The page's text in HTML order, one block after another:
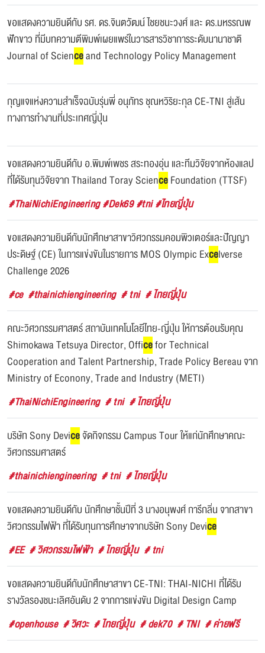
ขอแสดงความยินดีกับ รศ. ดร.จินตวัฒน์ ไชยชนะวงศ์ และ ดร.มหรรณพ
ฟักขาว ที่มีบทความตีพิมพ์เผยแพร่ในวารสารวิชาการระดับนานาชาติ
Journal of Scienceand Technology Policy Management
กุญแจแห่งความสำเร็จฉบับรุ่นพี่ อนุภัทร ชุณหวิริยะกุล CE-TNI สู่เส้น
ทางการทำงานที่ประเทศญี่ปุ่น
ขอแสดงความยินดีกับ อ.พิมพ์เพชร สระทองอุ่น และทีมวิจัยจากห้องแลป
ที่ได้รับทุนวิจัยจาก Thailand Toray ScienceFoundation (TTSF)
#ThaiNichiEngineering #Dek69 #tni #ไทยญี่ปุ่น
ขอแสดงความยินดีกับนักศึกษาสาขาวิศวกรรมคอมพิวเตอร์และปัญญา
ประดิษฐ์ (CE) ในการแข่งขันในรายการ MOS Olympic Excelverse
Challenge 2026
#ce #thainichiengineering # tni # ไทยญี่ปุ่น
คณะวิศวกรรมศาสตร์ สถาบันเทคโนโลยีไทย-ญี่ปุ่น ให้การต้อนรับคุณ
Shimokawa Tetsuya Director, Officefor Technical
Cooperation and Talent Partnership, Trade Policy Bereau จาก
Ministry of Econony, Trade and Industry (METI)
#ThaiNichiEngineering # tni # ไทยญี่ปุ่น
บริษัท Sony Deviceจัดกิจกรรม Campus Tour ให้แก่นักศึกษาคณะ
วิศวกรรมศาสตร์
#thainichiengineering # tni # ไทยญี่ปุ่น
ขอแสดงความยินดีกับ นักศึกษาชั้นปีที่ 3 นางอนุพงศ์ การีกลิ่น จากสาขา
วิศวกรรมไฟฟ้า ที่ได้รับทุนการศึกษาจากบริษัท Sony Device
#EE # วิศวกรรมไฟฟ้า # ไทยญี่ปุ่น # tni
ขอแสดงความยินดีกับนักศึกษาสาขา CE-TNI: THAI-NICHI ที่ได้รับ
รางวัลรองชนะเลิศอันดับ 2 จากการแข่งขัน Digital Design Camp
#openhouse # วิศวะ # ไทยญี่ปุ่น # dek70 # TNI # ค่ายฟรี